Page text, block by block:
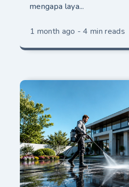
mengapa laya...
1 month ago - 4 min reads